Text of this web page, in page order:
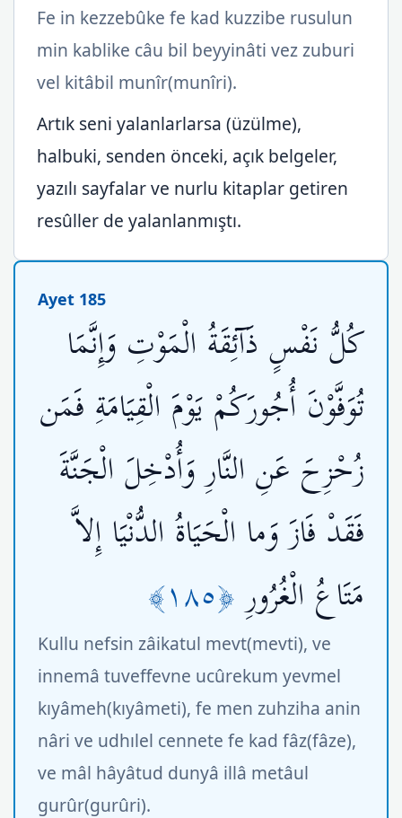
Fe in kezzebûke fe kad kuzzibe rusulun
min kablike câu bil beyyinâti vez zuburi
vel kitâbil munîr(munîri).
Artık seni yalanlarlarsa (üzülme),
halbuki, senden önceki, açık belgeler,
yazılı sayfalar ve nurlu kitaplar getiren
resûller de yalanlanmıştı.
Ayet 185
كُلُّ نَفْسٍ ذَآئِقَةُ الْمَوْتِ وَإِنَّمَا
تُوَفَّوْنَ أُجُورَكُمْ يَوْمَ الْقِيَامَةِ فَمَن
زُحْزِحَ عَنِ النَّارِ وَأُدْخِلَ الْجَنَّةَ
فَقَدْ فَازَ وَما الْحَيَاةُ الدُّنْيَا إِلاَّ
مَتَاعُ الْغُرُورِ﴿١٨٥﴾
Kullu nefsin zâikatul mevt(mevti), ve
innemâ tuveffevne ucûrekum yevmel
kıyâmeh(kıyâmeti), fe men zuhziha anin
nâri ve udhılel cennete fe kad fâz(fâze),
ve mâl hâyâtud dunyâ illâ metâul
gurûr(gurûri).